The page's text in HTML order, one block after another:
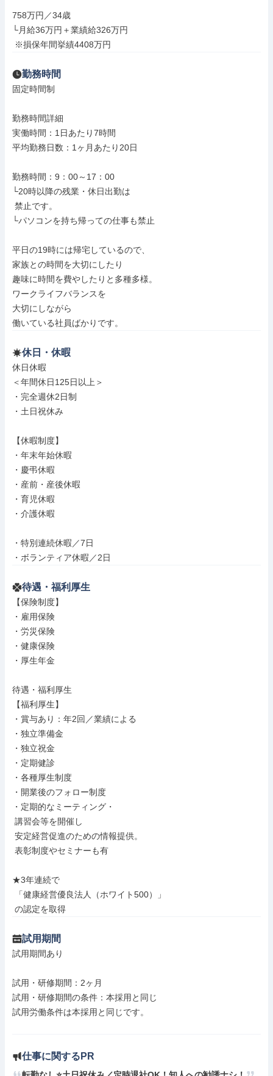
758万円／34歳
└月給36万円＋業績給326万円
※損保年間挙績4408万円
勤務時間
固定時間制
勤務時間詳細
実働時間：1日あたり7時間
平均勤務日数：1ヶ月あたり20日
勤務時間：9：00～17：00
└20時以降の残業・休日出勤は
└パソコンを持ち帰っての仕事も禁止
平日の19時には帰宅しているので、
家族との時間を大切にしたり
趣味に時間を費やしたりと多種多様。
ワークライフバランスを
大切にしながら
働いている社員ばかりです。
休日・休暇
休日休暇
＜年間休日125日以上＞
・完全週休2日制
・土日祝休み
【休暇制度】
・年末年始休暇
・慶弔休暇
・産前・産後休暇
・育児休暇
・介護休暇
・特別連続休暇／7日
・ボランティア休暇／2日
待遇・福利厚生
【保険制度】
・雇用保険
・労災保険
・健康保険
・厚生年金
待遇・福利厚生
【福利厚生】
・賞与あり：年2回／業績による
・独立準備金
・独立祝金
・定期健診
・各種厚生制度
・開業後のフォロー制度
・定期的なミーティング・
★3年連続で
の認定を取得
試用期間
試用期間あり
試用・研修期間：2ヶ月
試用・研修期間の条件：本採用と同じ
試用労働条件は本採用と同じです。
仕事に関するPR